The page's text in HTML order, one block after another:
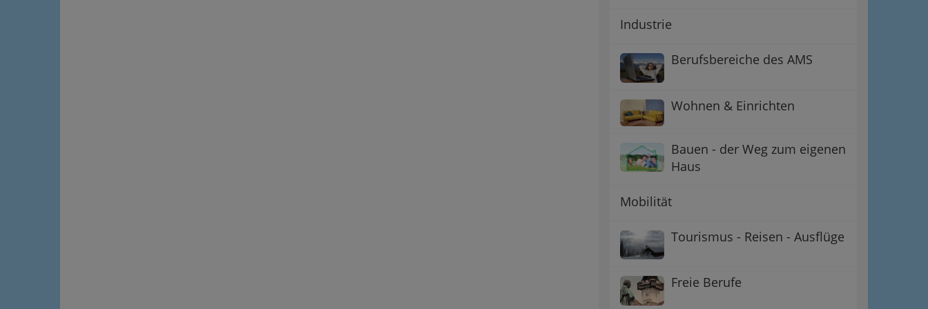
Industrie
Berufsbereiche des AMS
Wohnen & Einrichten
Bauen - der Weg zum eigenen
Haus
Mobilität
Tourismus - Reisen - Ausflüge
Freie Berufe